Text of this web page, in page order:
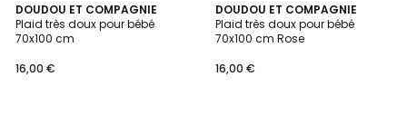
DOUDOU ET COMPAGNIE
Plaid très doux pour bébé
70x100 cm
16,00 €
DOUDOU ET COMPAGNIE
Plaid très doux pour bébé
70x100 cm Rose
16,00 €